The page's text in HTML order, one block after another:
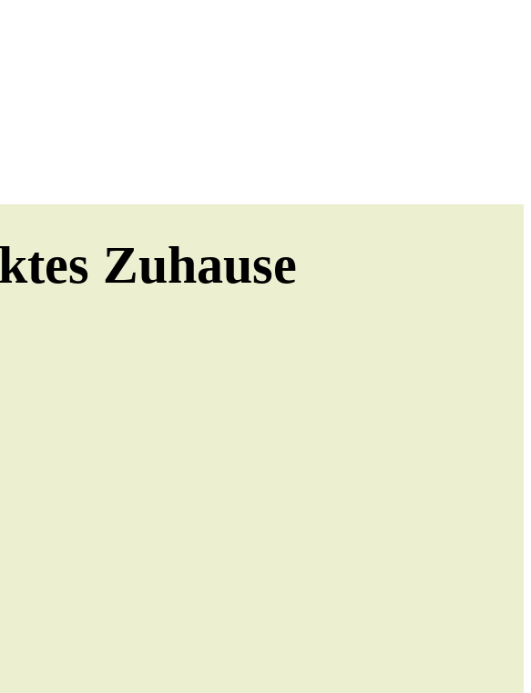
Zuhause